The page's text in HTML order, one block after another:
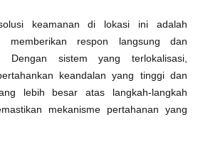
keamanan di lokasi ini adalah
memberikan respon langsung dan
Dengan sistem yang terlokalisasi,
keandalan yang tinggi dan
lebih besar atas langkah-langkah
mekanisme pertahanan yang